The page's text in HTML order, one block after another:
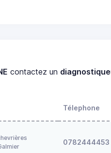
contactez un
Télephone
0782444453